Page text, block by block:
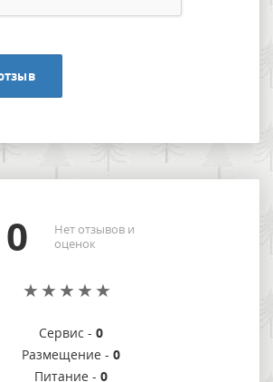
0
Нет отзывов и
оценок
Сервис - 0
Размещение - 0
Питание - 0